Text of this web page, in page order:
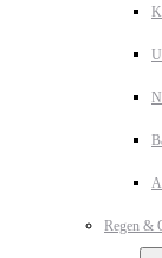
Regen &